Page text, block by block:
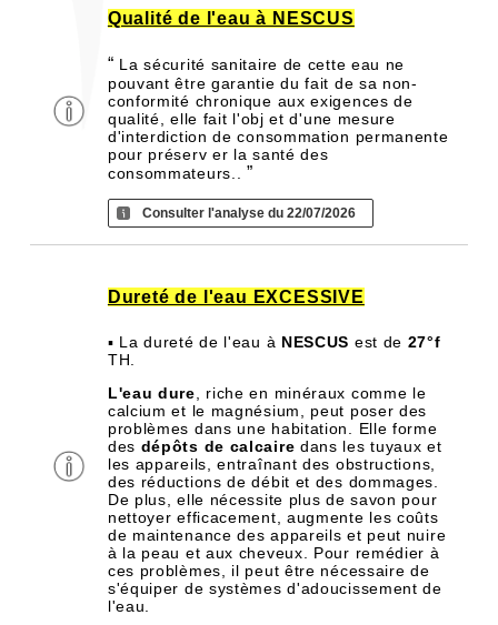
Qualité de l'eau à NESCUS
“ La sécurité sanitaire de cette eau ne
pouvant être garantie du fait de sa non-
conformité chronique aux exigences de
qualité, elle fait l'obj et d'une mesure
d'interdiction de consommation permanente
pour préserv er la santé des
consommateurs..”
Consulter l'analyse du 22/07/2026
Dureté de l'eau EXCESSIVE
▪ La dureté de l'eau à NESCUS est de 27°f
TH.
L'eau dure , riche en minéraux comme le
calcium et le magnésium, peut poser des
problèmes dans une habitation. Elle forme
des dépôts de calcaire dans les tuyaux et
les appareils, entraînant des obstructions,
des réductions de débit et des dommages.
De plus, elle nécessite plus de savon pour
nettoyer efficacement, augmente les coûts
de maintenance des appareils et peut nuire
à la peau et aux cheveux. Pour remédier à
ces problèmes, il peut être nécessaire de
s'équiper de systèmes d'adoucissement de
l'eau.